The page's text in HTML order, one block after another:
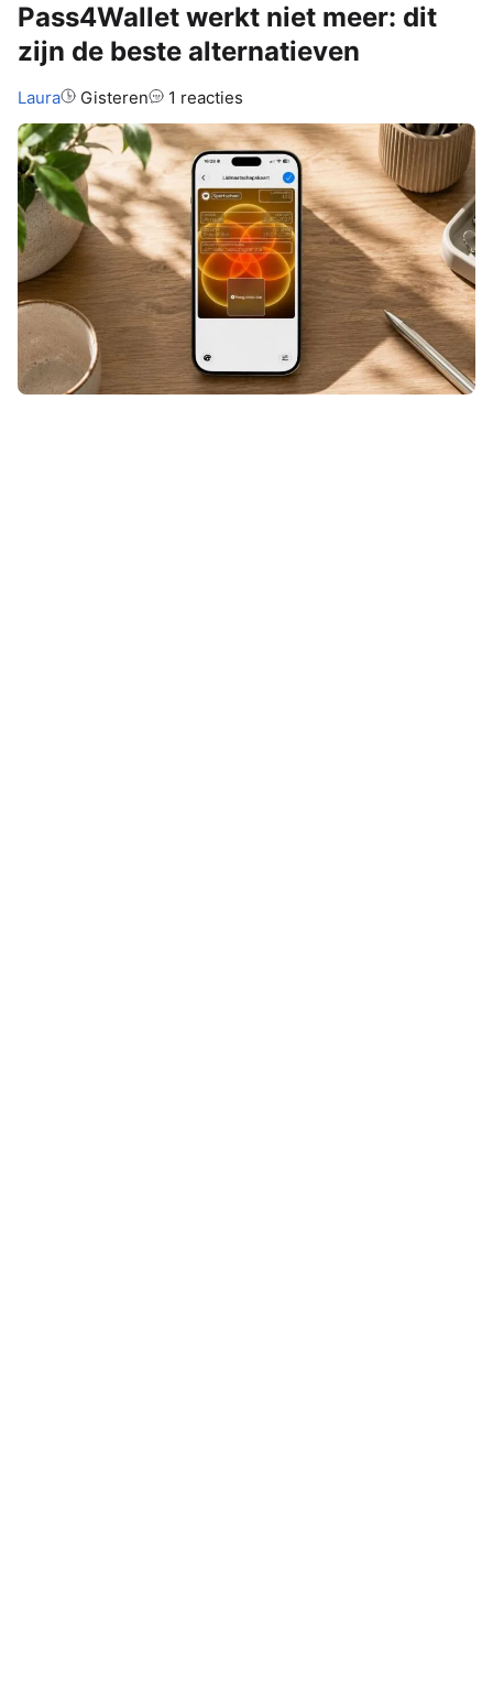
Pass4Wallet werkt niet meer: dit
zijn de beste alternatieven
Auteur:
Laura Gisteren 1 reacties